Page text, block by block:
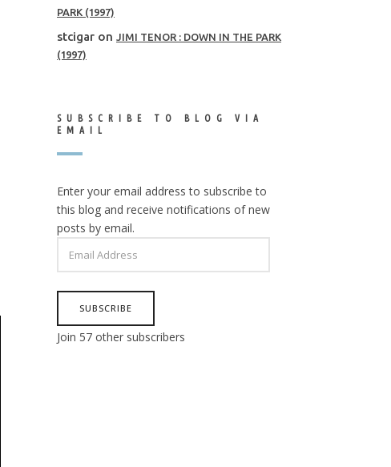
PARK (1997)
stcigar on
JIMI TENOR : DOWN IN THE PARK
(1997)
SUBSCRIBE TO BLOG VIA
EMAIL
Enter your email address to subscribe to
this blog and receive notifications of new
posts by email.
ADDRESS
SUBSCRIBE
Join 57 other subscribers